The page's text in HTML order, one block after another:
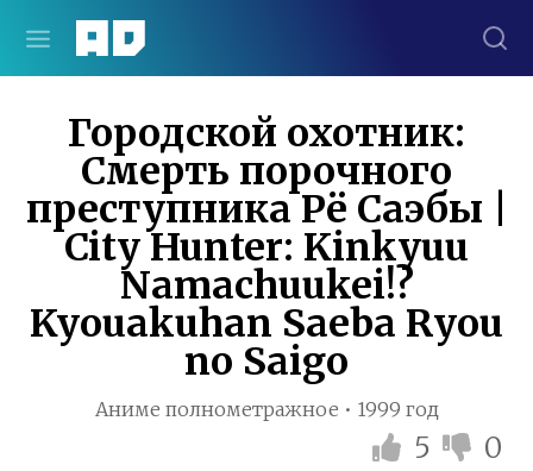
Городской охотник:
Смерть порочного
преступника Рё Саэбы |
City Hunter: Kinkyuu
Namachuukei!?
Kyouakuhan Saeba Ryou
no Saigo
Аниме полнометражное • 1999 год
5 0